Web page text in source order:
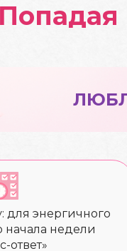
для энергичного
начала недели
ответ»
Попадая